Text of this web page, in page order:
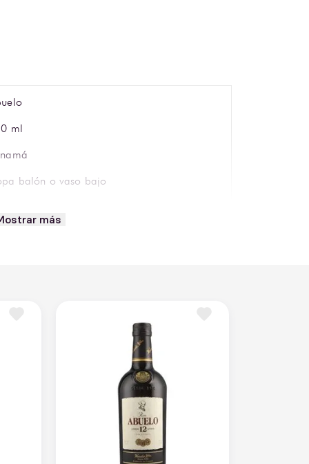
ml
balón o vaso bajo
de chocolate, quesos curados, carnes a la
Plantación: Caña de azúcar panameña
más